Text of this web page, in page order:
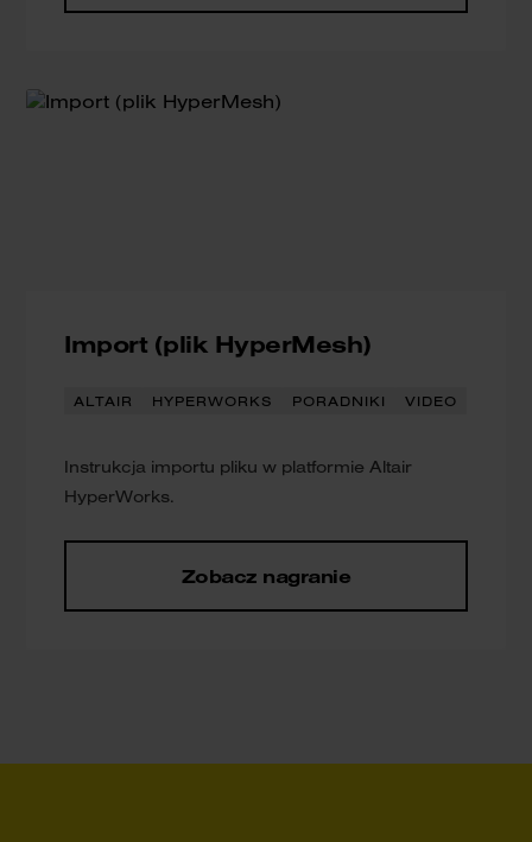
różnych platform i umożliwia elastyczną pracę
Import (plik HyperMesh)
ALTAIR HYPERWORKS PORADNIKI VIDEO
Instrukcja importu pliku w platformie Altair
HyperWorks.
Zobacz nagranie